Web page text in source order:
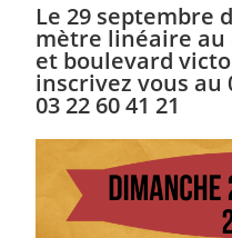
Le 29 septembre
mètre linéaire au
et boulevard
inscrivez vous au
03 22 60 41 21